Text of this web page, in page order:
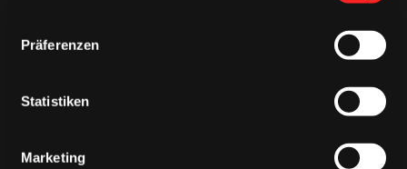
Präferenzen
Statistiken
Marketing